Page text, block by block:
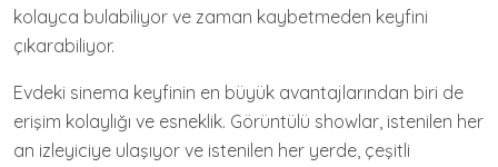
kolayca bulabiliyor ve zaman kaybetmeden keyfini
çıkarabiliyor.
Evdeki sinema keyfinin en büyük avantajlarından biri de
erişim kolaylığı ve esneklik. Görüntülü showlar, istenilen her
an izleyiciye ulaşıyor ve istenilen her yerde, çeşitli